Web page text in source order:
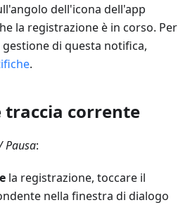
dell'icona dell'app
la registrazione è in corso. Per
di questa notifica,
.
traccia corrente
Pausa:
la registrazione, toccare il
nella finestra di dialogo